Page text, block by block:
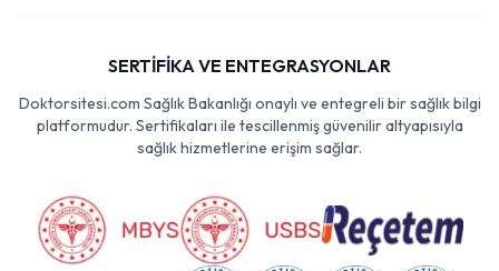
SERTİFİKA VE ENTEGRASYONLAR
Doktorsitesi.com Sağlık Bakanlığı onaylı ve entegreli bir sağlık bilgi
platformudur. Sertifikaları ile tescillenmiş güvenilir altyapısıyla
sağlık hizmetlerine erişim sağlar.